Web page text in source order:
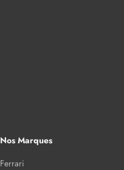
Nos Marques
Ferrari